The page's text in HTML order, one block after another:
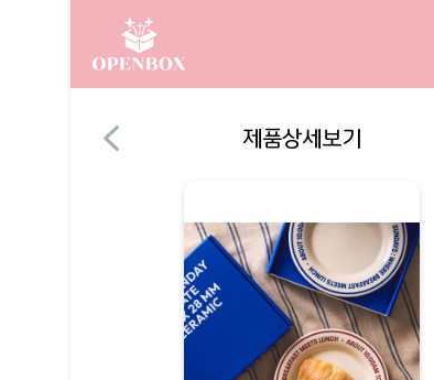
제품상세보기